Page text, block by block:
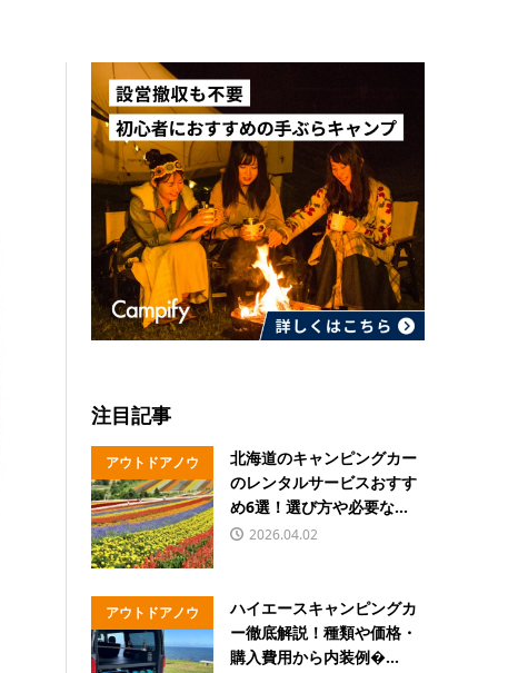
注目記事
アウトドアノウ
ハウ
北海道のキャンピングカー
のレンタルサービスおすす
め6選！選び方や必要な...
2026.04.02
アウトドアノウ
ハウ
ハイエースキャンピングカ
ー徹底解説！種類や価格・
購入費用から内装例�...